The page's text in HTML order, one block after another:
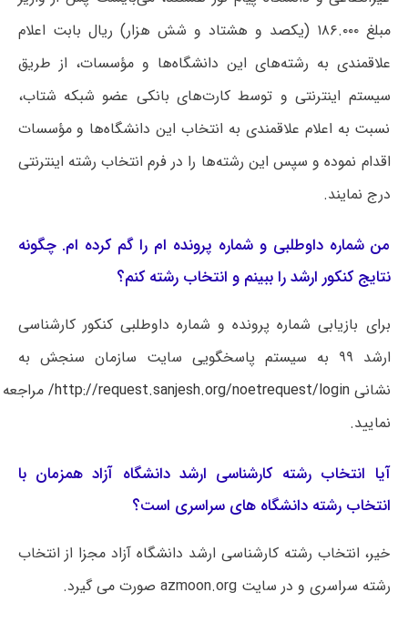
مبلغ ۱۸۶.۰۰۰ (یکصد و هشتاد و شش هزار) ریال بابت اعلام
علاقمندی به رشته‌های این دانشگاه‌ها و مؤسسات، از طریق
سیستم اینترنتی و توسط کارت‌های بانکی عضو شبکه شتاب،
نسبت به اعلام علاقمندی به انتخاب این دانشگاه‌ها و مؤسسات
اقدام نموده و سپس این رشته‌ها را در فرم انتخاب رشته اینترنتی
درج نمایند.
من شماره داوطلبی و شماره پرونده ام را گم کرده ام. چگونه
نتایج کنکور ارشد را ببینم و انتخاب رشته کنم؟
برای بازیابی شماره پرونده و شماره داوطلبی کنکور کارشناسی
ارشد ۹۹ به سیستم پاسخگویی سایت سازمان سنجش به
نشانی http://request.sanjesh.org/noetrequest/login/
مراجعه
نمایید.
آیا انتخاب رشته کارشناسی ارشد دانشگاه آزاد همزمان با
انتخاب رشته دانشگاه های سراسری است؟
خیر، انتخاب رشته کارشناسی ارشد دانشگاه آزاد مجزا از انتخاب
رشته سراسری و در سایت azmoon.org صورت می گیرد.